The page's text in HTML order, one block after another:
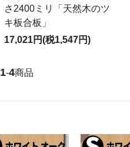
さ2400ミリ「天然木のツ
キ板合板」
17,021円(税1,547円)
1-4商品